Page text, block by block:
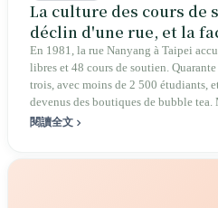
La culture des cours de
déclin d'une rue, et la
société entière
En 1981, la rue Nanyang à Taipei
libres et 48 cours de soutien.
trois, avec moins de 2 500 étudiants,
devenus des boutiques de bubble
pas disparu : ils se sont installés dans
閱讀全文